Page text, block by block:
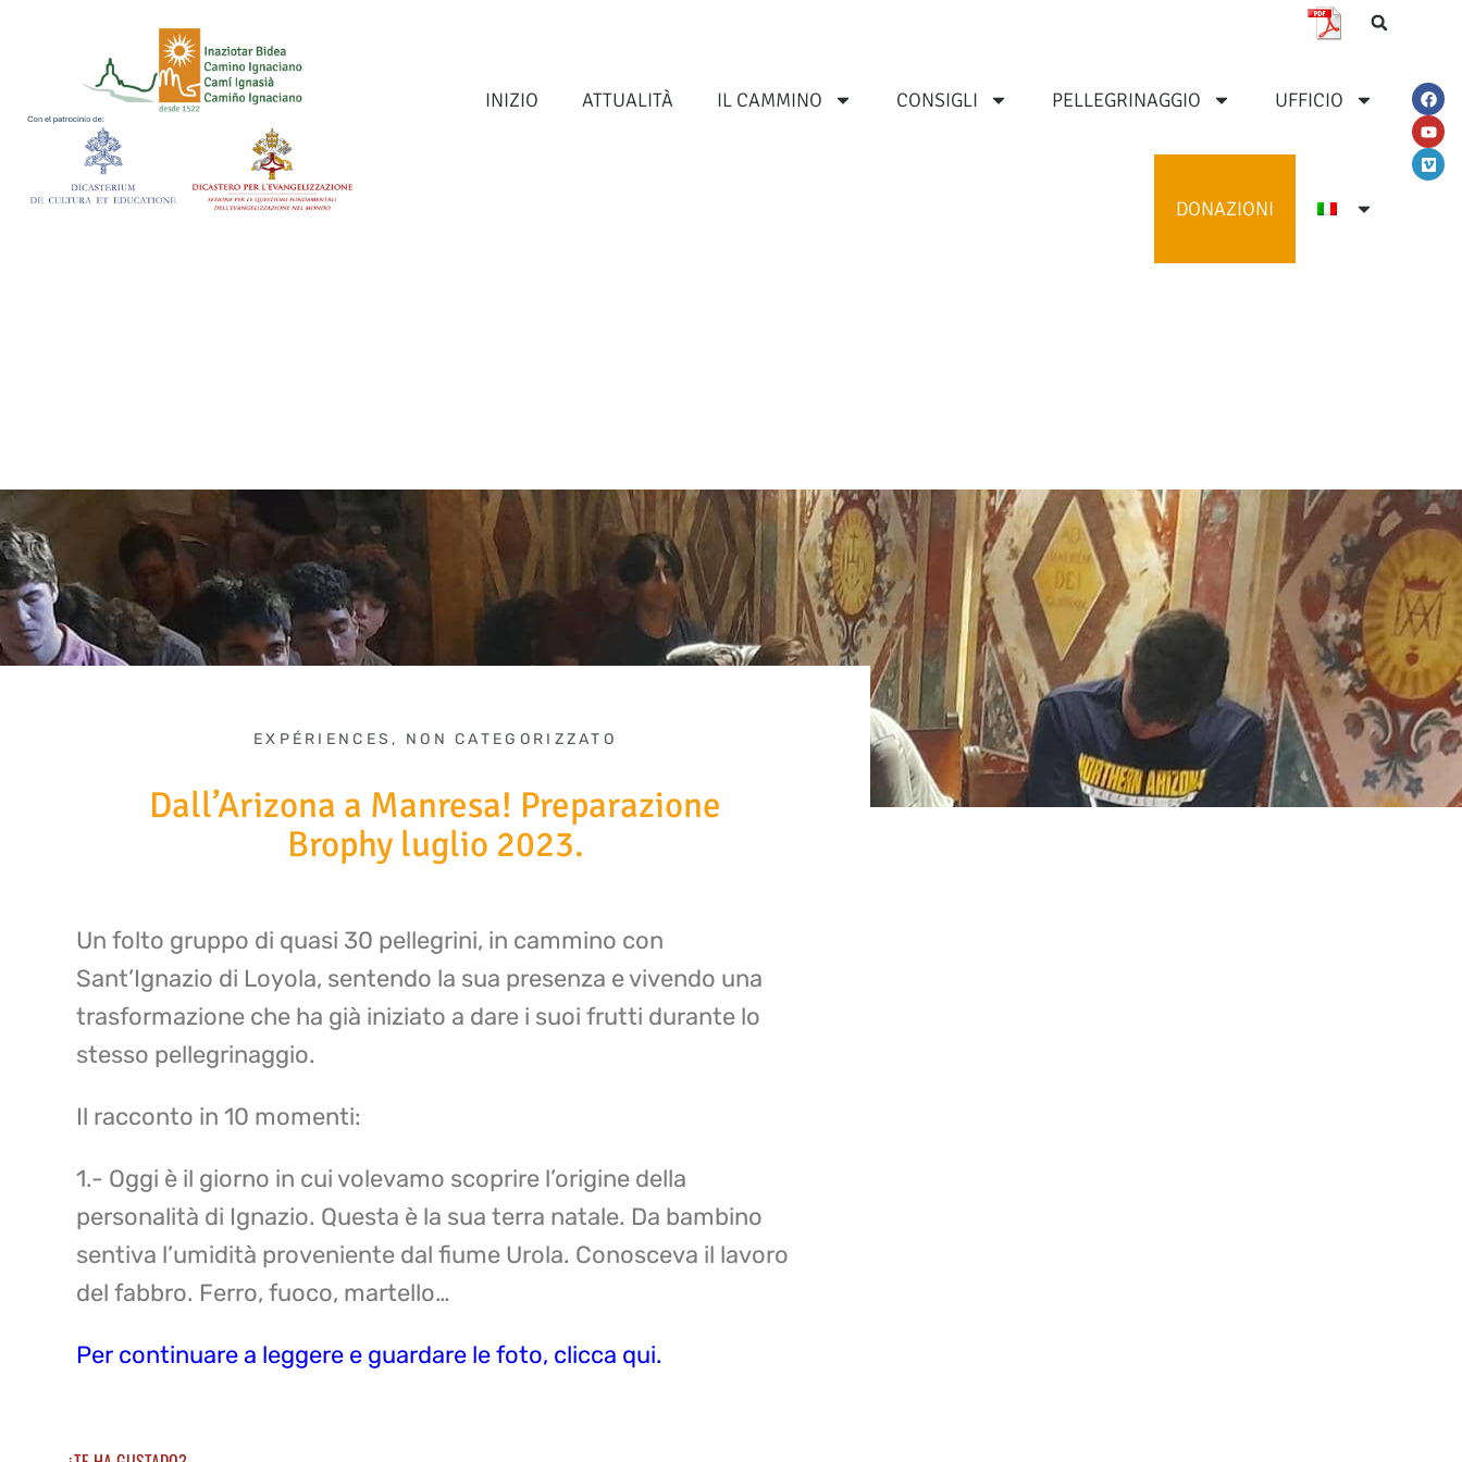
INIZIO ATTUALITÀ IL CAMMINO CONSIGLI PELLEGRINAGGIO UFFICIO
DONAZIONI
EXPÉRIENCES , NON CATEGORIZZATO
Dall’Arizona a Manresa! Preparazione
Brophy luglio 2023.
Un folto gruppo di quasi 30 pellegrini, in cammino con
Sant’Ignazio di Loyola, sentendo la sua presenza e vivendo una
trasformazione che ha già iniziato a dare i suoi frutti durante lo
stesso pellegrinaggio.
Il racconto in 10 momenti:
1.- Oggi è il giorno in cui volevamo scoprire l’origine della
personalità di Ignazio. Questa è la sua terra natale. Da bambino
sentiva l’umidità proveniente dal fiume Urola. Conosceva il lavoro
del fabbro. Ferro, fuoco, martello…
Per continuare a leggere e guardare le foto, clicca qui.